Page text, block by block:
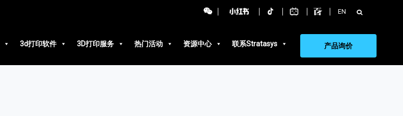
EN 搜
索：
3d打印软件 3D打印服务 热门活动 资源中心 联系Stratasys 产品询价